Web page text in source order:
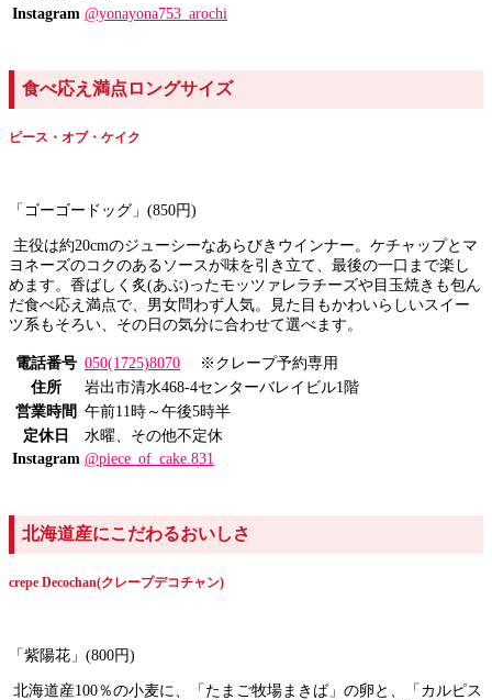
Instagram @yonayona753_arochi
食べ応え満点ロングサイズ
ピース・オブ・ケイク
「ゴーゴードッグ」(850円)
主役は約20cmのジューシーなあらびきウインナー。ケチャップとマ
ヨネーズのコクのあるソースが味を引き立て、最後の一口まで楽し
めます。香ばしく炙(あぶ)ったモッツァレラチーズや目玉焼きも包ん
だ食べ応え満点で、男女問わず人気。見た目もかわいらしいスイー
ツ系もそろい、その日の気分に合わせて選べます。
電話番号 050(1725)8070 ※クレープ予約専用
住所
岩出市清水468-4センターバレイビル1階
営業時間 午前11時～午後5時半
定休日
水曜、その他不定休
Instagram @piece_of_cake.831
北海道産にこだわるおいしさ
crepe Decochan(クレープデコチャン)
「紫陽花」(800円)
北海道産100％の小麦に、「たまご牧場まきば」の卵と、「カルピス